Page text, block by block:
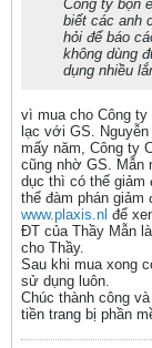
Công ty bọn
biết các anh
hỏi để báo
không dùng
dụng nhiều
vì mua cho Công
lạc với GS.
mấy năm, Công ty
cũng nhờ GS. Mẫn
dục thì có thể giảm
thể đàm phán
www.plaxis.nl để
ĐT của Thầy Mẫn
cho Thầy.
Sau khi mua xong
sử dụng luôn.
Chúc thành công
tiền trang bị phần